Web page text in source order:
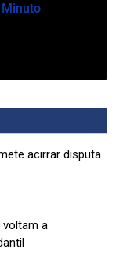
acirrar disputa
voltam a